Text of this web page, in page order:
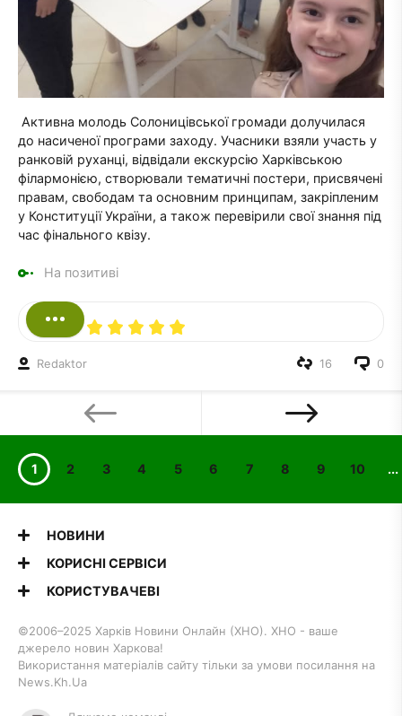
Активна молодь Солоницівської громади долучилася
до насиченої програми заходу. Учасники взяли участь у
ранковій руханці, відвідали екскурсію Харківською
філармонією, створювали тематичні постери, присвячені
правам, свободам та основним принципам, закріпленим
у Конституції України, а також перевірили свої знання під
час фінального квізу.
На позитиві
Redaktor 0
16
1 2 3 4 5 6 7 8 9 10 ...
НОВИНИ
КОРИСНІ СЕРВІСИ
КОРИСТУВАЧЕВІ
©2006–2025 Харків Новини Онлайн (ХНО). ХНО - ваше
джерело новин Харкова!
Використання матеріалів сайту тільки за умови посилання на
News.Kh.Ua